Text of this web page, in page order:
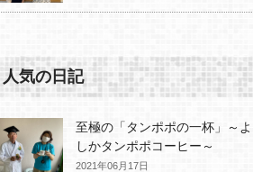
人気の日記
至極の「タンポポの一杯」～よ
しかタンポポコーヒー～
2021年06月17日